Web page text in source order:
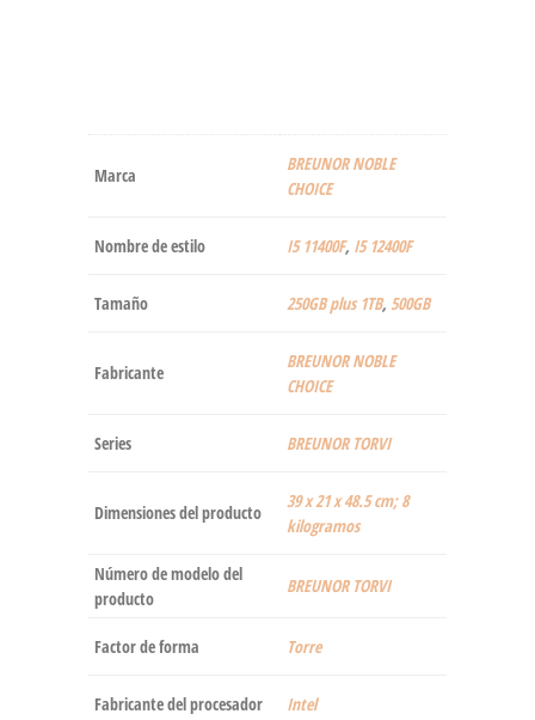
Marca
‎BREUNOR NOBLE
CHOICE
Nombre de estilo I5 11400F, I5 12400F
Tamaño 250GB plus 1TB, 500GB
Fabricante
‎BREUNOR NOBLE
CHOICE
Series ‎BREUNOR TORVI
Dimensiones del producto
‎39 x 21 x 48.5 cm; 8
kilogramos
Número de modelo del
producto
‎BREUNOR TORVI
Factor de forma ‎Torre
Fabricante del procesador ‎Intel